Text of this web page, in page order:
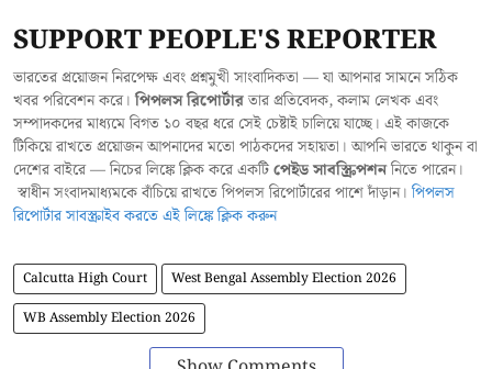
SUPPORT PEOPLE'S REPORTER
ভারতের প্রয়োজন নিরপেক্ষ এবং প্রশ্নমুখী সাংবাদিকতা — যা আপনার সামনে সঠিক
খবর পরিবেশন করে।পিপলস রিপোর্টারতার প্রতিবেদক, কলাম লেখক এবং
সম্পাদকদের মাধ্যমে বিগত ১০ বছর ধরে সেই চেষ্টাই চালিয়ে যাচ্ছে। এই কাজকে
টিকিয়ে রাখতে প্রয়োজন আপনাদের মতো পাঠকদের সহায়তা। আপনি ভারতে থাকুন বা
দেশের বাইরে — নিচের লিঙ্কে ক্লিক করে একটিপেইড সাবস্ক্রিপশননিতে পারেন।
স্বাধীন সংবাদমাধ্যমকে বাঁচিয়ে রাখতে পিপলস রিপোর্টারের পাশে দাঁড়ান।পিপলস
রিপোর্টার সাবস্ক্রাইব করতে এই লিঙ্কে ক্লিক করুন
Calcutta High Court
West Bengal Assembly Election 2026
WB Assembly Election 2026